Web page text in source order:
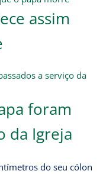
assim
foram
da Igreja
do seu cólon